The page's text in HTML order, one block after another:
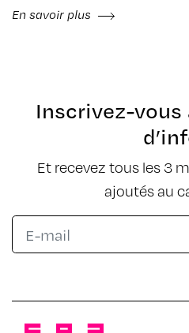
En savoir plus
Inscrivez-
Et recevez tous les 3
ajoutés au